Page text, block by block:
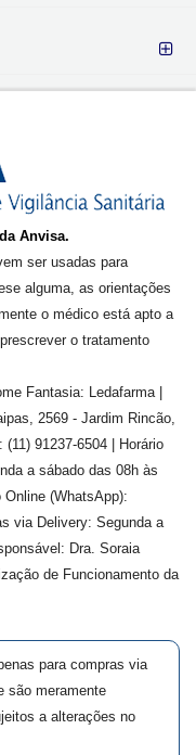
Anvisa.
ser usadas para
alguma, as orientações
o médico está apto a
o tratamento
Fantasia: Ledafarma |
2569 - Jardim Rincão,
91237-6504 | Horário
a sábado das 08h às
(WhatsApp):
via Delivery: Segunda a
Dra. Soraia
de Funcionamento da
para compras via
são meramente
a alterações no